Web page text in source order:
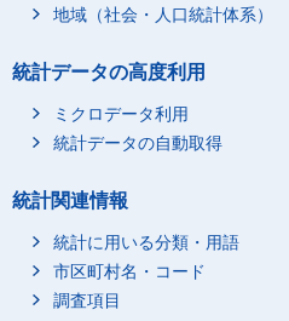
地域（社会・人口統計体系）
統計データの高度利用
ミクロデータ利用
統計データの自動取得
統計関連情報
統計に用いる分類・用語
市区町村名・コード
調査項目